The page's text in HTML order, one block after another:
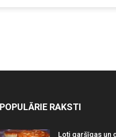
POPULĀRIE RAKSTI
Ļoti garšīgas un